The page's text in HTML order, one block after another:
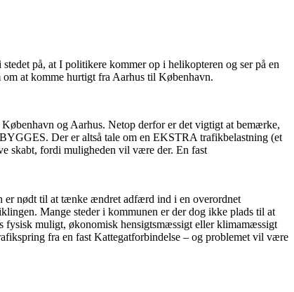
på, at I politikere kommer op i helikopteren og ser på en
om at komme hurtigt fra Aarhus til København.
og Aarhus. Netop derfor er det vigtigt at bemærke,
Der er altså tale om en EKSTRA trafikbelastning (et
skabt, fordi muligheden vil være der. En fast
er nødt til at tænke ændret adfærd ind i en overordnet
Mange steder i kommunen er der dog ikke plads til at
fysisk muligt, økonomisk hensigtsmæssigt eller klimamæssigt
fra en fast Kattegatforbindelse – og problemet vil være